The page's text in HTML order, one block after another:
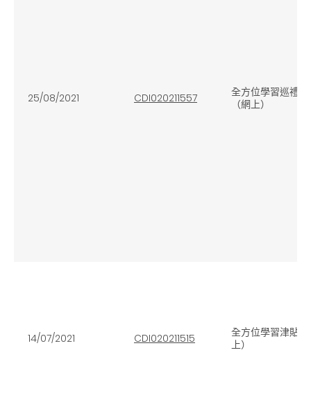
25/08/2021 CDI020211557
全方位學習巡禮
（網上）
14/07/2021 CDI020211515
全方位學習津貼
上）